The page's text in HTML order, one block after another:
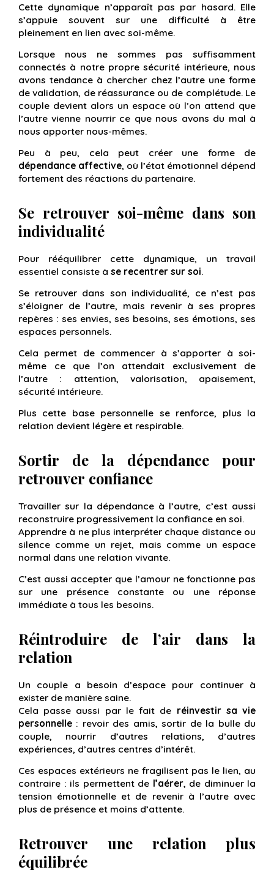
Cette dynamique n’apparaît pas par hasard. Elle
s’appuie souvent sur une difficulté à être
pleinement en lien avec soi-même.
Lorsque nous ne sommes pas suffisamment
connectés à notre propre sécurité intérieure, nous
avons tendance à chercher chez l’autre une forme
de validation, de réassurance ou de complétude. Le
couple devient alors un espace où l’on attend que
l’autre vienne nourrir ce que nous avons du mal à
nous apporter nous-mêmes.
Peu à peu, cela peut créer une forme de
dépendance affective, où l’état émotionnel dépend
fortement des réactions du partenaire.
Se retrouver soi-même dans son
individualité
Pour rééquilibrer cette dynamique, un travail
essentiel consiste à se recentrer sur soi.
Se retrouver dans son individualité, ce n’est pas
s’éloigner de l’autre, mais revenir à ses propres
repères : ses envies, ses besoins, ses émotions, ses
espaces personnels.
Cela permet de commencer à s’apporter à soi-
même ce que l’on attendait exclusivement de
l’autre : attention, valorisation, apaisement,
sécurité intérieure.
Plus cette base personnelle se renforce, plus la
relation devient légère et respirable.
Sortir de la dépendance pour
retrouver confiance
Travailler sur la dépendance à l’autre, c’est aussi
reconstruire progressivement la confiance en soi.
Apprendre à ne plus interpréter chaque distance ou
silence comme un rejet, mais comme un espace
normal dans une relation vivante.
C’est aussi accepter que l’amour ne fonctionne pas
sur une présence constante ou une réponse
immédiate à tous les besoins.
Réintroduire de l’air dans la
relation
Un couple a besoin d’espace pour continuer à
exister de manière saine.
Cela passe aussi par le fait de réinvestir sa vie
personnelle : revoir des amis, sortir de la bulle du
couple, nourrir d’autres relations, d’autres
expériences, d’autres centres d’intérêt.
Ces espaces extérieurs ne fragilisent pas le lien, au
contraire : ils permettent de l’aérer, de diminuer la
tension émotionnelle et de revenir à l’autre avec
plus de présence et moins d’attente.
Retrouver une relation plus
équilibrée